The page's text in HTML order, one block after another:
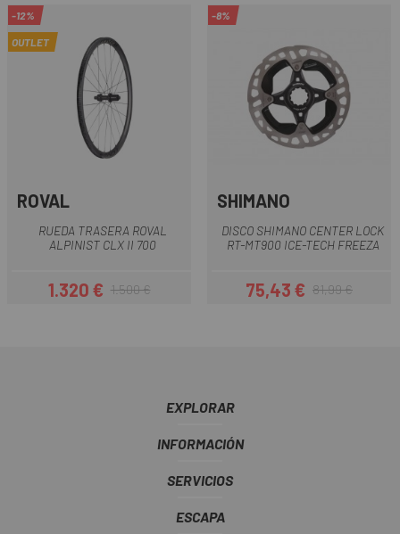
-12%
OUTLET
ROVAL
RUEDA TRASERA ROVAL
ALPINIST CLX II 700
Precio
1.320 €Precio regular
1.500 €
-8%
SHIMANO
DISCO SHIMANO CENTER LOCK
RT-MT900 ICE-TECH FREEZA
Precio
75,43 €Precio regular
81,99 €
EXPLORAR
INFORMACIÓN
SERVICIOS
ESCAPA